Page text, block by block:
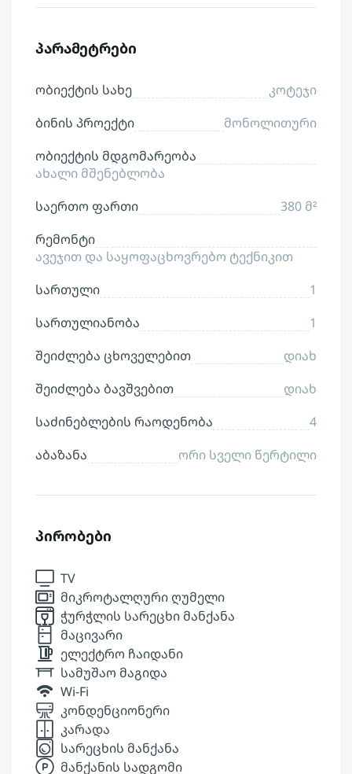
პარამეტრები
ობიექტის სახე
კოტეჯი
ბინის პროექტი
მონოლითური
ობიექტის მდგომარეობა
ახალი მშენებლობა
საერთო ფართი
380 მ²
რემონტი
ავეჯით და საყოფაცხოვრებო ტექნიკით
სართული
1
სართულიანობა
1
შეიძლება ცხოველებით
დიახ
შეიძლება ბავშვებით
დიახ
საძინებლების რაოდენობა
4
აბაზანა
ორი სველი წერტილი
პირობები
TV
მიკროტალღური ღუმელი
ჭურჭლის სარეცხი მანქანა
მაცივარი
ელექტრო ჩაიდანი
სამუშაო მაგიდა
Wi-Fi
კონდენციონერი
კარადა
სარეცხის მანქანა
მანქანის სადგომი